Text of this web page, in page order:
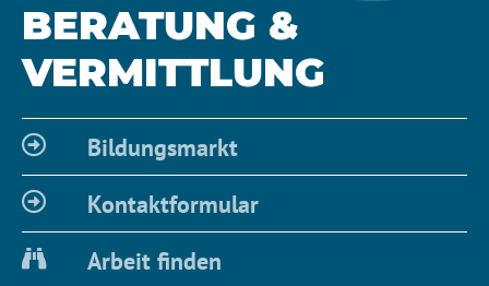
BERATUNG &
VERMITTLUNG
Bildungsmarkt
Kontaktformular
Arbeit finden